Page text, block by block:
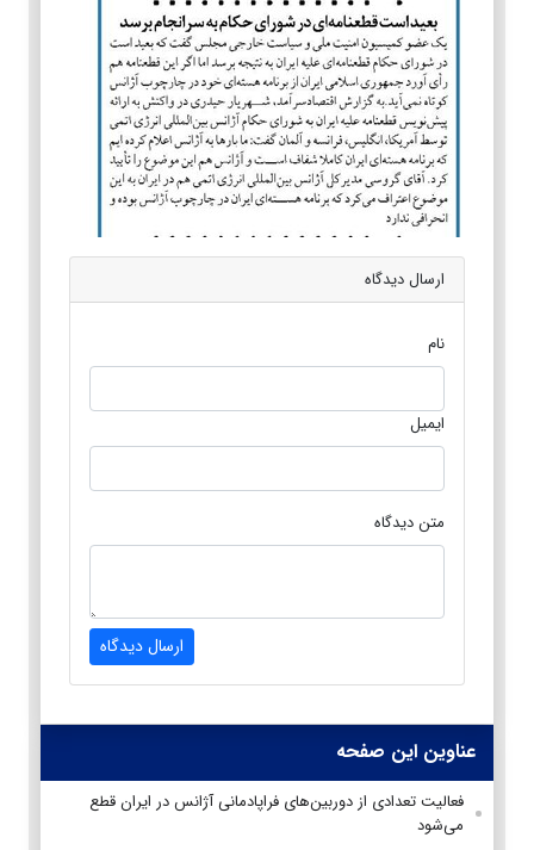
ارسال دیدگاه
نام
ایمیل
متن دیدگاه
ارسال دیدگاه
عناوین این صفحه
فعالیت تعدادی از دوربین‌های فراپادمانی آژانس در ایران قطع
می‌شود